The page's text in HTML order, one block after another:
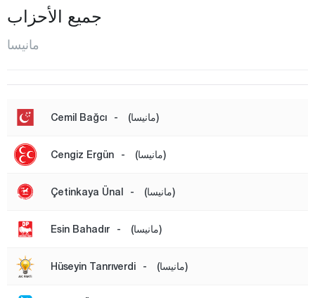
كيريك أغاج
شيهزاديلار
طورغوتلو
ماردين
جميع الأحزاب
مانيسا
Cemil Bağcı - (مانيسا)
Cengiz Ergün - (مانيسا)
Çetinkaya Ünal - (مانيسا)
Esin Bahadır - (مانيسا)
Hüseyin Tanrıverdi - (مانيسا)